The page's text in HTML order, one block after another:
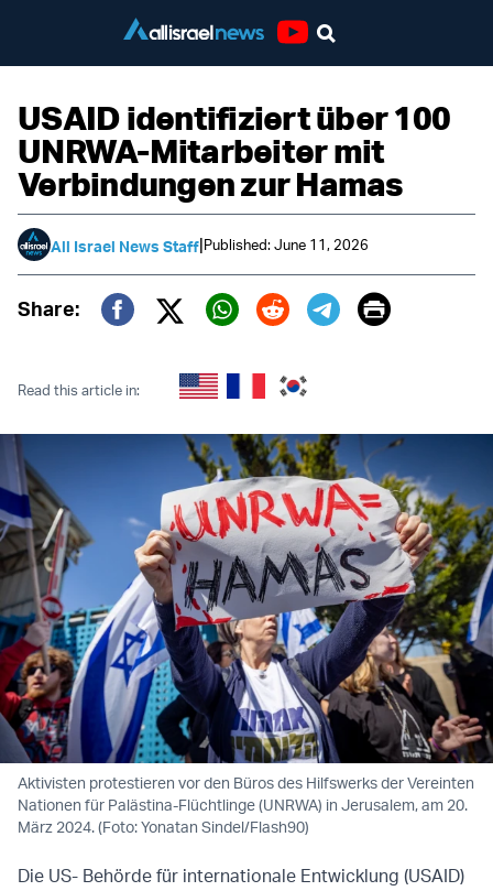
USAID identifiziert über 100
UNRWA-Mitarbeiter mit
Verbindungen zur Hamas
All Israel News Staff|Published: June 11, 2026
Share:
Twitter (X)
Print
Read this article in:
Aktivisten protestieren vor den Büros des Hilfswerks der Vereinten
Nationen für Palästina-Flüchtlinge (UNRWA) in Jerusalem, am 20.
März 2024. (Foto: Yonatan Sindel/Flash90)
Die US- Behörde für internationale Entwicklung (USAID)